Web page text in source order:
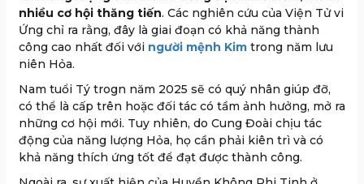
nhiều cơ hội thăng tiến. Các nghiên cứu của Viện Tử vi
Ứng chỉ ra rằng, đây là giai đoạn có khả năng thành
công cao nhất đối với người mệnh Kim trong năm lưu
niên Hỏa.
Nam tuổi Tý trogn năm 2025 sẽ có quý nhân giúp đỡ,
có thể là cấp trên hoặc đối tác có tầm ảnh hưởng, mở ra
những cơ hội mới. Tuy nhiên, do Cung Đoài chịu tác
động của năng lượng Hỏa, họ cần phải kiên trì và có
khả năng thích ứng tốt để đạt được thành công.